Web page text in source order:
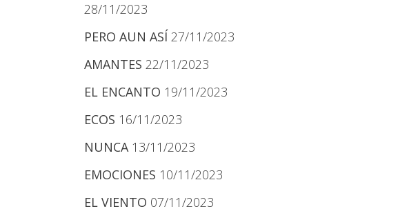
28/11/2023
PERO AUN ASÍ 27/11/2023
AMANTES 22/11/2023
EL ENCANTO 19/11/2023
ECOS 16/11/2023
NUNCA 13/11/2023
EMOCIONES 10/11/2023
EL VIENTO 07/11/2023